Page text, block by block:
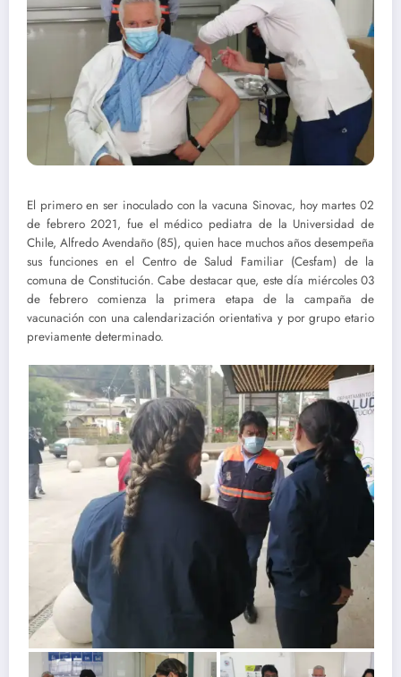
El primero en ser inoculado con la vacuna Sinovac, hoy martes 02
de febrero 2021, fue el médico pediatra de la Universidad de
Chile, Alfredo Avendaño (85), quien hace muchos años desempeña
sus funciones en el Centro de Salud Familiar (Cesfam) de la
comuna de Constitución. Cabe destacar que, este día miércoles 03
de febrero comienza la primera etapa de la campaña de
vacunación con una calendarización orientativa y por grupo etario
previamente determinado.